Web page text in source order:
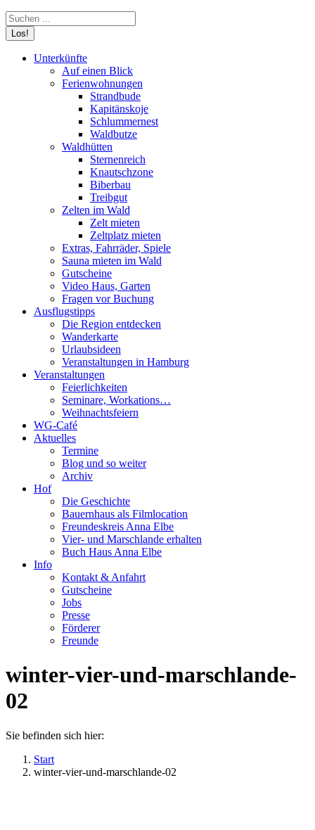
Search:
Unterkünfte
Auf einen Blick
Ferienwohnungen
Strandbude
Kapitänskoje
Schlummernest
Waldbutze
Waldhütten
Sternenreich
Knautschzone
Biberbau
Treibgut
Zelten im Wald
Zelt mieten
Zeltplatz mieten
Extras, Fahrräder, Spiele
Sauna mieten im Wald
Gutscheine
Video Haus, Garten
Fragen vor Buchung
Ausflugstipps
Die Region entdecken
Wanderkarte
Urlaubsideen
Veranstaltungen in Hamburg
Veranstaltungen
Feierlichkeiten
Seminare, Workations…
Weihnachtsfeiern
WG-Café
Aktuelles
Termine
Blog und so weiter
Archiv
Hof
Die Geschichte
Bauernhaus als Filmlocation
Freundeskreis Anna Elbe
Vier- und Marschlande erhalten
Buch Haus Anna Elbe
Info
Kontakt & Anfahrt
Gutscheine
Jobs
Presse
Förderer
Freunde
winter-vier-und-marschlande-
02
Sie befinden sich hier:
Start
winter-vier-und-marschlande-02